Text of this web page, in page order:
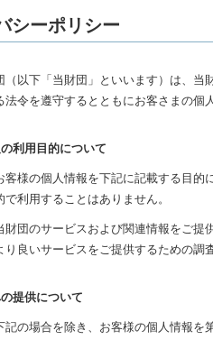
シーポリシー
（以下「当財団」といいます）は、
法令を遵守するとともにお客さまの個
利用目的について
客様の個人情報を下記に記載する目
利用することはありません。
財団のサービスおよび関連情報をご提
り良いサービスをご提供するための調
提供について
記の場合を除き、お客様の個人情報を